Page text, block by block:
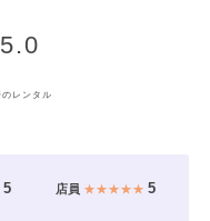
5.0
レンタル
5 店員 ★★★★★5